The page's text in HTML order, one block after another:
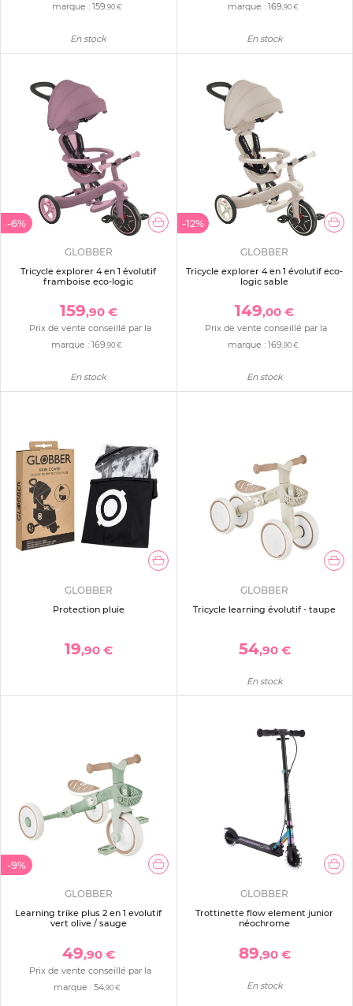
marque : 159,90 €
En stock
marque : 169,90 €
En stock
-6%
GLOBBER
Tricycle explorer 4 en 1 évolutif
framboise eco-logic
159,90 €
Prix de vente conseillé par la
marque :169,90 €
En stock
-12%
GLOBBER
Tricycle explorer 4 en 1 évolutif eco-
logic sable
149,00 €
Prix de vente conseillé par la
marque : 169,90 €
En stock
GLOBBER
Protection pluie
19,90 €
GLOBBER
Tricycle learning évolutif - taupe
54,90 €
En stock
-9%
GLOBBER
Learning trike plus 2 en 1 evolutif
vert olive / sauge
49,90 €
Prix de vente conseillé par la
marque : 54,90 €
GLOBBER
Trottinette flow element junior
néochrome
89,90 €
En stock